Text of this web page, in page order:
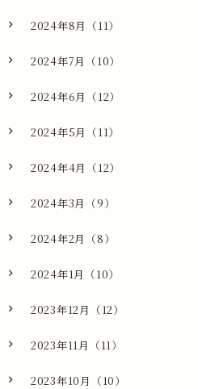
2024年8月（11）
2024年7月（10）
2024年6月（12）
2024年5月（11）
2024年4月（12）
2024年3月（9）
2024年2月（8）
2024年1月（10）
2023年12月（12）
2023年11月（11）
2023年10月（10）